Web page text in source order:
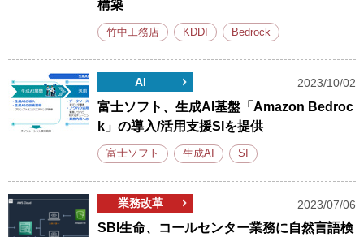
構築
竹中工務店 KDDI Bedrock
AI 2023/10/02
富士ソフト、生成AI基盤「Amazon Bedroc
k」の導入/活用支援SIを提供
富士ソフト 生成AI SI
業務改革 2023/07/06
SBI生命、コールセンター業務に自然言語検